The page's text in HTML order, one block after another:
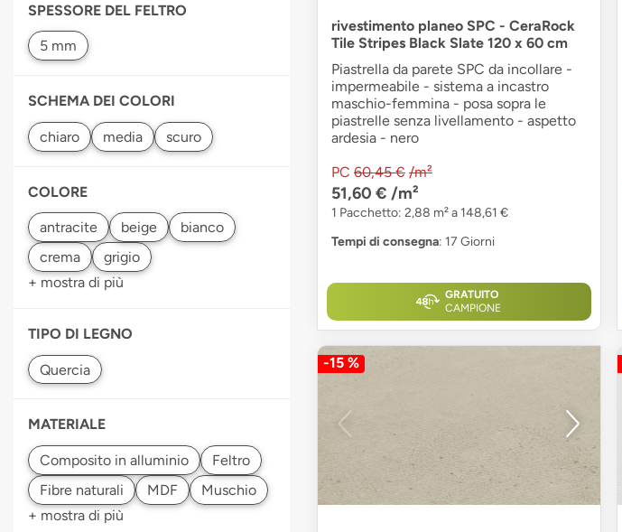
SPESSORE DEL FELTRO
SCHEMA DEI COLORI
COLORE
+ mostra di più
TIPO DI LEGNO
MATERIALE
+ mostra di più
rivestimento planeo SPC - CeraRock
Tile Stripes Black Slate 120 x 60 cm
Piastrella da parete SPC da incollare -
impermeabile - sistema a incastro
maschio-femmina - posa sopra le
piastrelle senza livellamento - aspetto
ardesia - nero
PC 60,45 € /m²
51,60 € /m²
1 Pacchetto: 2,88 m² a 148,61 €
Tempi di consegna: 17 Giorni
GRATUITO
CAMPIONE
-15 %